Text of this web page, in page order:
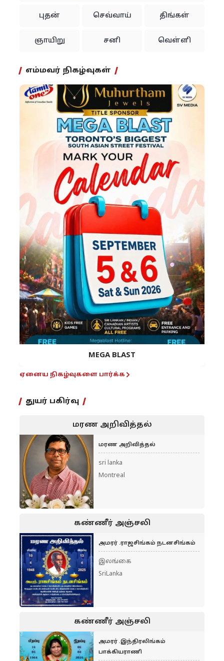
புதன் செவ்வாய் திங்கள்
ஞாயிறு சனி வெள்ளி
எம்மவர் நிகழ்வுகள்
MEGA BLAST
ஏனைய நிகழ்வுகளை பார்க்க
துயர் பகிர்வு
மரண அறிவித்தல்
மரண அறிவித்தல்
sri lanka
Montreal
கண்ணீர் அஞ்சலி
அமரர் .ராஜசிங்கம் நடனசிங்கம்
இலங்கை
SriLanka
கண்ணீர் அஞ்சலி
அமரர் .இந்திரலிங்கம்
பாக்கியராணி